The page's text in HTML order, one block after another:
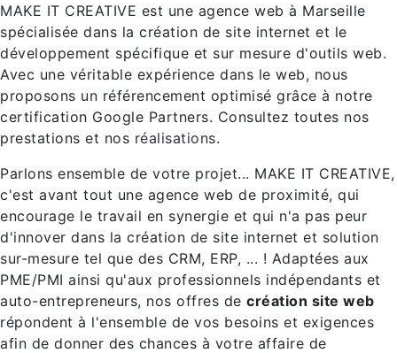
MAKE IT CREATIVE est une agence web à Marseille
spécialisée dans la création de site internet et le
développement spécifique et sur mesure d'outils web.
Avec une véritable expérience dans le web, nous
proposons un référencement optimisé grâce à notre
certification Google Partners. Consultez toutes nos
prestations et nos réalisations.
Parlons ensemble de votre projet... MAKE IT CREATIVE,
c'est avant tout une agence web de proximité, qui
encourage le travail en synergie et qui n'a pas peur
d'innover dans la création de site internet et solution
sur-mesure tel que des CRM, ERP, ... ! Adaptées aux
PME/PMI ainsi qu'aux professionnels indépendants et
auto-entrepreneurs, nos offres de création site web
répondent à l'ensemble de vos besoins et exigences
afin de donner des chances à votre affaire de